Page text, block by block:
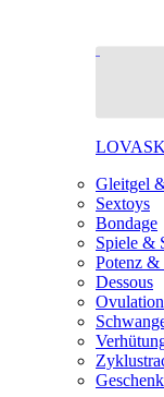
Gleitgel
Sextoys
Bondage
Spiele &
Potenz &
Dessous